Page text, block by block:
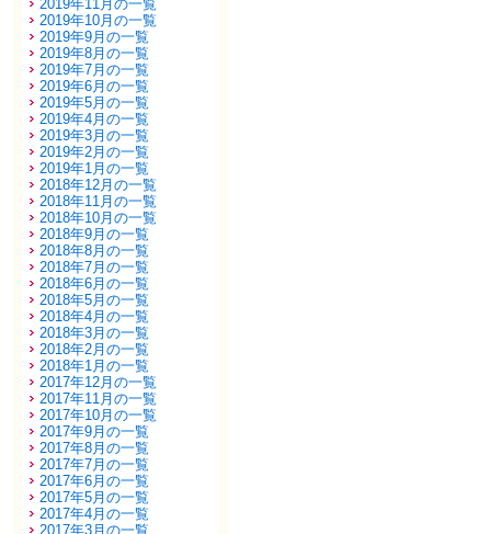
2019年11月の一覧
2019年10月の一覧
2019年9月の一覧
2019年8月の一覧
2019年7月の一覧
2019年6月の一覧
2019年5月の一覧
2019年4月の一覧
2019年3月の一覧
2019年2月の一覧
2019年1月の一覧
2018年12月の一覧
2018年11月の一覧
2018年10月の一覧
2018年9月の一覧
2018年8月の一覧
2018年7月の一覧
2018年6月の一覧
2018年5月の一覧
2018年4月の一覧
2018年3月の一覧
2018年2月の一覧
2018年1月の一覧
2017年12月の一覧
2017年11月の一覧
2017年10月の一覧
2017年9月の一覧
2017年8月の一覧
2017年7月の一覧
2017年6月の一覧
2017年5月の一覧
2017年4月の一覧
2017年3月の一覧